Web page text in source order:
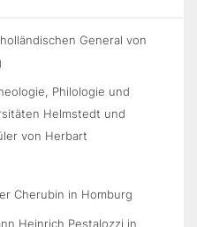
General von
Philologie und
Helmstedt und
von Herbart
Cherubin in Homburg
Heinrich Pestalozzi in